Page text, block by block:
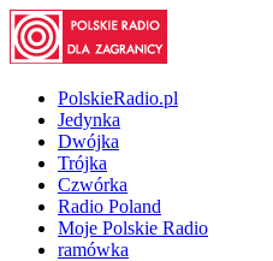
PolskieRadio.pl
Jedynka
Dwójka
Trójka
Czwórka
Radio Poland
Moje Polskie Radio
ramówka